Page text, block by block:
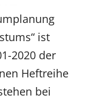
ist
2020 der
Heftreihe
bei